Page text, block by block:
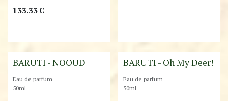
133.33€
BARUTI - NOOUD
Eau de parfum
50ml
BARUTI - Oh My Deer!
Eau de parfum
50ml